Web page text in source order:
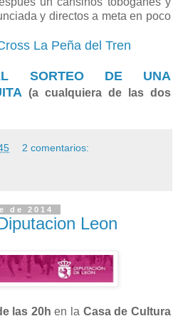
y directos a meta en poco
La Peña del Tren
SORTEO DE UNA
(a cualquiera de las dos
2 comentarios:
de 2014
Leon
las 20h en la Casa de Cultura